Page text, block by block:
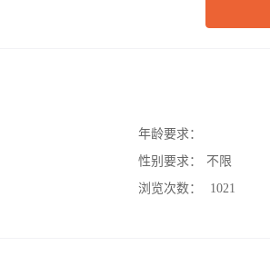
年龄要求：
性别要求：
不限
浏览次数：
1021